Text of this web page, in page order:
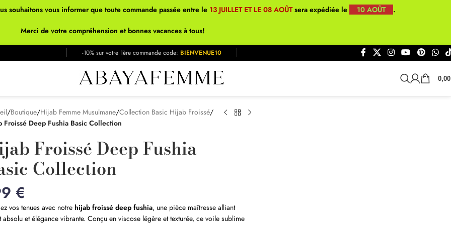
souhaitons vous informer que toute commande passée entre le 13 JUILLET ET LE 08 AOÛTsera expédiée le 10 AOÛT .
Merci de votre compréhension et bonnes vacances à tous!
-10% sur votre 1ère commande code: BIENVENUE10
/Boutique/Hijab Femme Musulmane/Collection Basic Hijab Froissé/
Froissé Deep Fushia Basic Collection
Froissé Deep Fushia
Collection
€
vos tenues avec notre hijab froissé deep fushia, une pièce maîtresse alliant
absolu et élégance vibrante. Conçu en viscose légère et texturée, ce voile sublime